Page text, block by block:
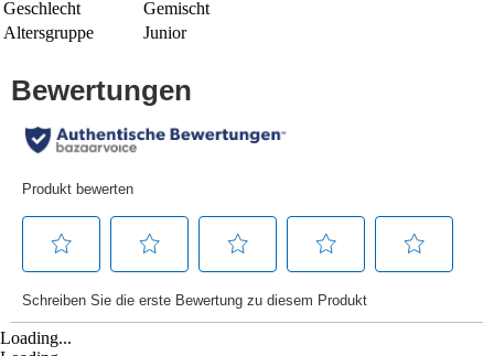
Geschlecht
Gemischt
Altersgruppe
Junior
Loading...